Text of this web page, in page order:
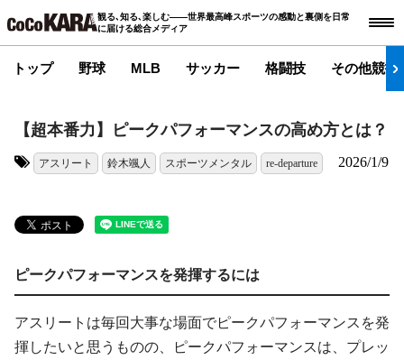
観る､知る､楽しむ――世界最高峰スポーツの感動と裏側を日常
に届ける総合メディア
トップ 野球 MLB サッカー 格闘技 その他競技
【超本番力】ピークパフォーマンスの高め方とは？
アスリート 鈴木颯人 スポーツメンタル re-departure 2026/1/9
ピークパフォーマンスを発揮するには
アスリートは毎回大事な場面でピークパフォーマンスを発
揮したいと思うものの、ピークパフォーマンスは、プレッ